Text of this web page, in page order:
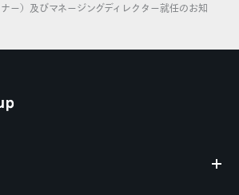
ー）及びマネージングディレクター就任のお知